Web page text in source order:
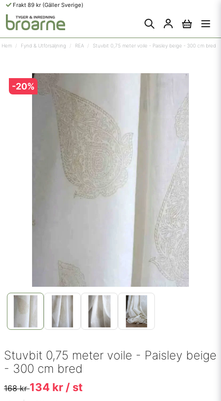
Frakt 89 kr (Gäller Sverige)
Hem Fynd & Utförsäljning REA Stuvbit 0,75 meter voile - Paisley beige - 300 cm bred
-20%
Stuvbit 0,75 meter voile - Paisley beige
- 300 cm bred
168 kr134 kr / st